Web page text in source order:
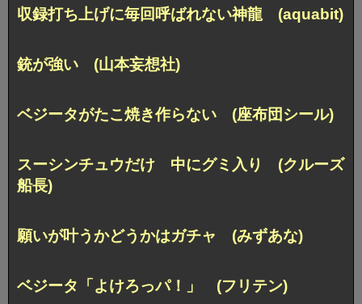
収録打ち上げに毎回呼ばれない神龍 (aquabit)
銃が強い (山本妄想社)
ベジータがたこ焼き作らない (座布団シール)
スーシンチュウだけ 中にグミ入り (クルーズ
船長)
願いが叶うかどうかはガチャ (みずあな)
ベジータ「よけろっパ！」 (フリテン)